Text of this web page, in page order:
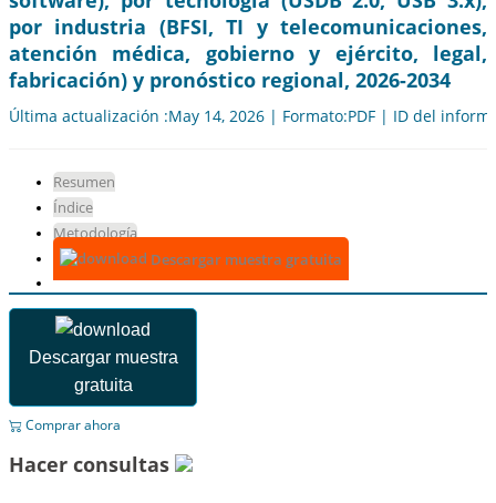
por industria (BFSI, TI y telecomunicaciones,
atención médica, gobierno y ejército, legal,
fabricación) y pronóstico regional, 2026-2034
Última actualización :May 14, 2026 | Formato:PDF | ID del
Resumen
Índice
Metodología
Descargar muestra gratuita
Descargar muestra
gratuita
Comprar ahora
Hacer consultas